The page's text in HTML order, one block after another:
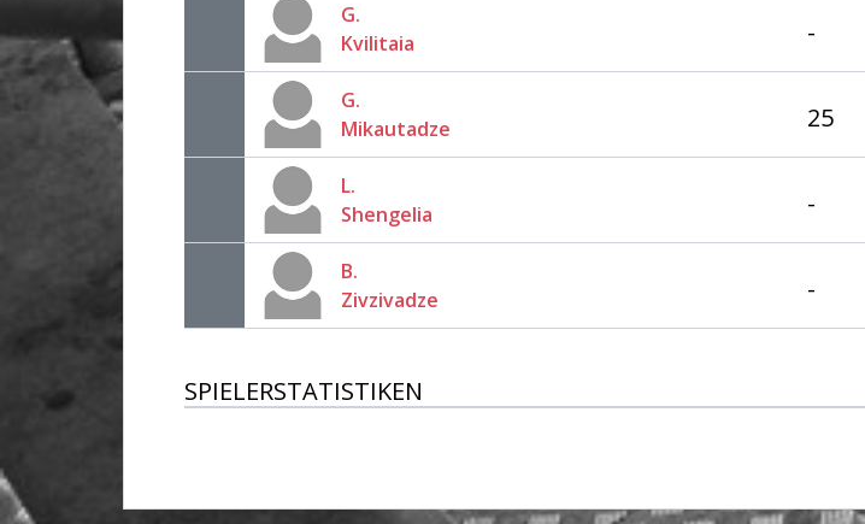
G.
Kvilitaia
-
G.
Mikautadze
25
L.
Shengelia
-
B.
Zivzivadze
-
SPIELERSTATISTIKEN